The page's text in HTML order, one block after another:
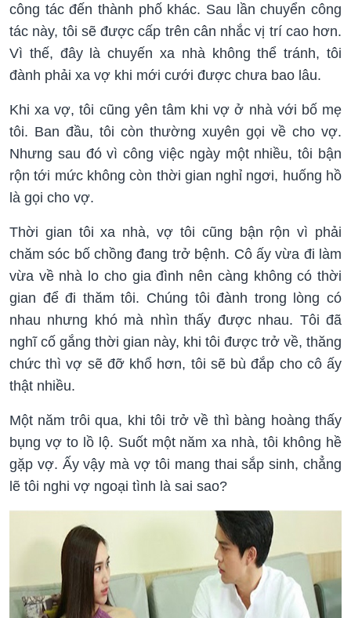
công tác đến thành phố khác. Sau lần chuyển công
tác này, tôi sẽ được cấp trên cân nhắc vị trí cao hơn.
Vì thế, đây là chuyến xa nhà không thể tránh, tôi
đành phải xa vợ khi mới cưới được chưa bao lâu.
Khi xa vợ, tôi cũng yên tâm khi vợ ở nhà với bố mẹ
tôi. Ban đầu, tôi còn thường xuyên gọi về cho vợ.
Nhưng sau đó vì công việc ngày một nhiều, tôi bận
rộn tới mức không còn thời gian nghỉ ngơi, huống hồ
là gọi cho vợ.
Thời gian tôi xa nhà, vợ tôi cũng bận rộn vì phải
chăm sóc bố chồng đang trở bệnh. Cô ấy vừa đi làm
vừa về nhà lo cho gia đình nên càng không có thời
gian để đi thăm tôi. Chúng tôi đành trong lòng có
nhau nhưng khó mà nhìn thấy được nhau. Tôi đã
nghĩ cố gắng thời gian này, khi tôi được trở về, thăng
chức thì vợ sẽ đỡ khổ hơn, tôi sẽ bù đắp cho cô ấy
thật nhiều.
Một năm trôi qua, khi tôi trở về thì bàng hoàng thấy
bụng vợ to lồ lộ. Suốt một năm xa nhà, tôi không hề
gặp vợ. Ấy vậy mà vợ tôi mang thai sắp sinh, chẳng
lẽ tôi nghi vợ ngoại tình là sai sao?